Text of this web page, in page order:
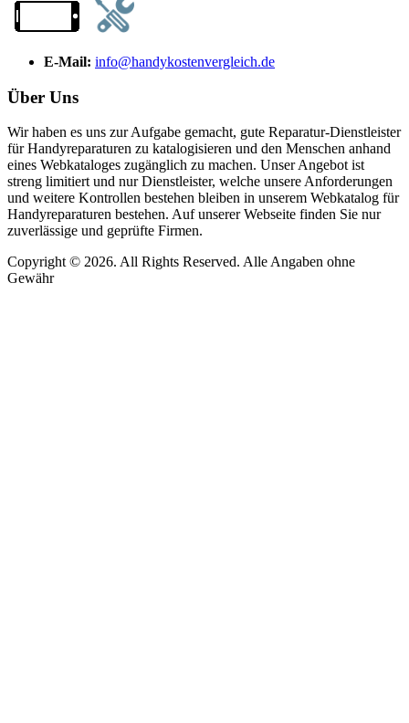
E-Mail: info@handykostenvergleich.de
Über Uns
Wir haben es uns zur Aufgabe gemacht, gute Reparatur-Dienstleister
für Handyreparaturen zu katalogisieren und den Menschen anhand
eines Webkataloges zugänglich zu machen. Unser Angebot ist
streng limitiert und nur Dienstleister, welche unsere Anforderungen
und weitere Kontrollen bestehen bleiben in unserem Webkatalog für
Handyreparaturen bestehen. Auf unserer Webseite finden Sie nur
zuverlässige und geprüfte Firmen.
Copyright © 2026. All Rights Reserved. Alle Angaben ohne
Gewähr